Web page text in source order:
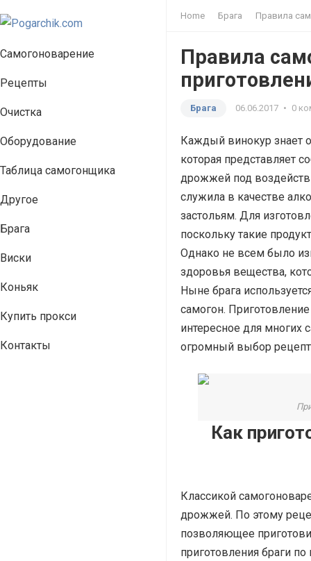
Самогоноварение
Рецепты
Очистка
Оборудование
Таблица самогонщика
Другое
Брага
Виски
Коньяк
Купить прокси
Контакты
Home Брага Правила
Правила
Брага 06.06.2017 • 0
Каждый винокур знает
которая представляет
дрожжей под
служила в качестве
застольям. Для
поскольку такие
Однако не всем было
здоровья вещества,
Ныне брага
самогон.
интересное для многих
огромный выбор
Как
Классикой
дрожжей. По этому
позволяющее
приготовления браги